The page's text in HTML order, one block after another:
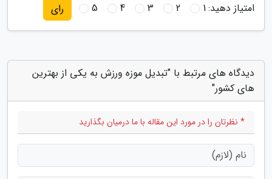
امتیاز دهید:1
2
3
4
5 رای
دیدگاه های مرتبط با "تبدیل موزه ورزش به یکی از بهترین
های کشور"
* نظرتان را در مورد این مقاله با ما درمیان بگذارید